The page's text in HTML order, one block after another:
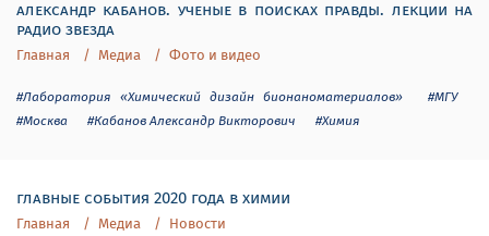
александр кабанов. ученые в поисках правды. лекции на
радио звезда
Главная Медиа Фото и видео
#Лаборатория «Химический дизайн бионаноматериалов»
#МГУ
#Москва
#Кабанов Александр Викторович #Химия
главные события 2020 года в химии
Главная Медиа
Новости